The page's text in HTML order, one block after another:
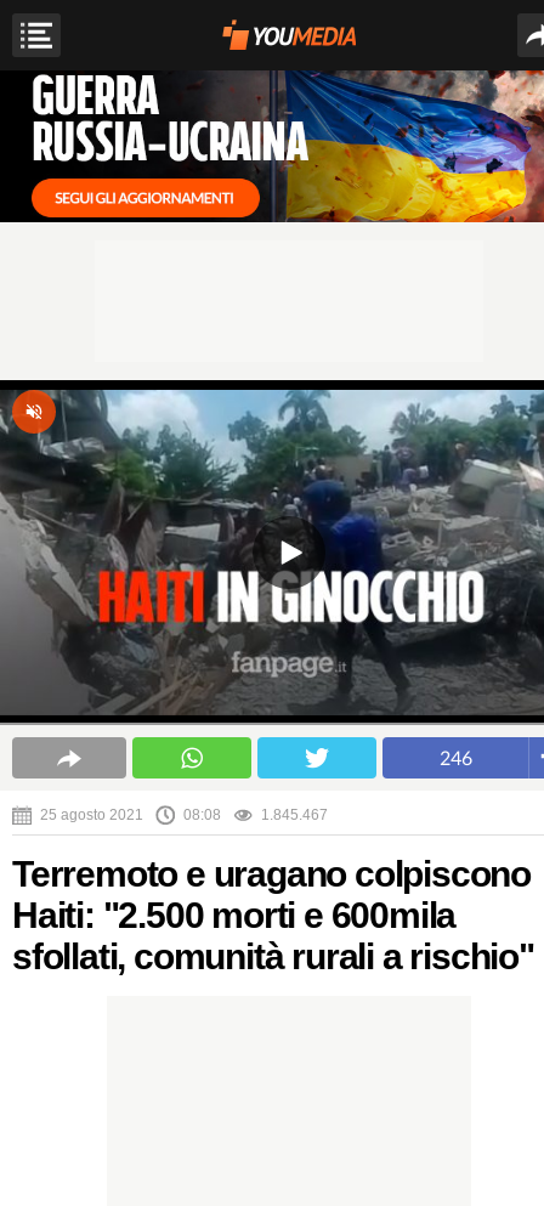
246
25 agosto 2021 08:08 1.845.467
Terremoto e uragano colpiscono
Haiti: "2.500 morti e 600mila
sfollati, comunità rurali a rischio"